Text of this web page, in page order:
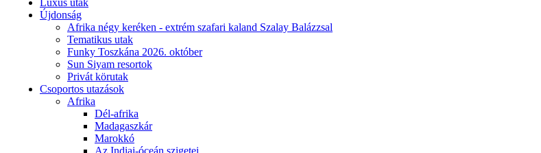
Luxus utak
Újdonság
Afrika négy keréken - extrém szafari kaland Szalay Balázzsal
Tematikus utak
Funky Toszkána 2026. október
Sun Siyam resortok
Privát körutak
Csoportos utazások
Afrika
Dél-afrika
Madagaszkár
Marokkó
Az Indiai-óceán szigetei